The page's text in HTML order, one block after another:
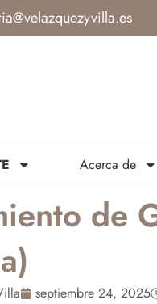
Acerca de
de
septiembre 24, 2025